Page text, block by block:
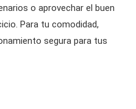
o aprovechar el buen
Para tu comodidad,
segura para tus